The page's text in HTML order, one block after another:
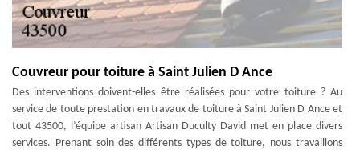
Couvreur pour toiture à Saint Julien D Ance
Des interventions doivent-elles être réalisées pour votre toiture ? Au
service de toute prestation en travaux de toiture à Saint Julien D Ance et
tout 43500, l’équipe artisan Artisan Duculty David met en place divers
services. Prenant soin des différents types de toiture, nous travaillons